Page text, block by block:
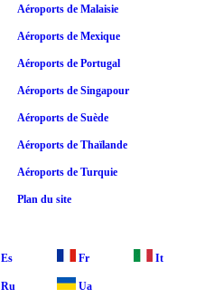
Aéroports de Malaisie
Aéroports de Mexique
Aéroports de Portugal
Aéroports de Singapour
Aéroports de Suède
Aéroports de Thaïlande
Aéroports de Turquie
Plan du site
Es Fr It
Ru Ua